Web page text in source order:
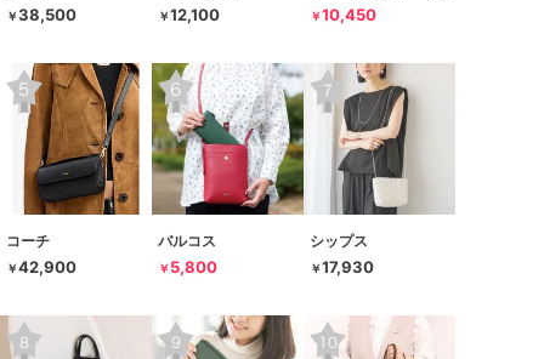
￥38,500 ￥12,100 ￥10,450
コーチ
￥42,900
バルコス
￥ 5,800
シップス
￥17,930